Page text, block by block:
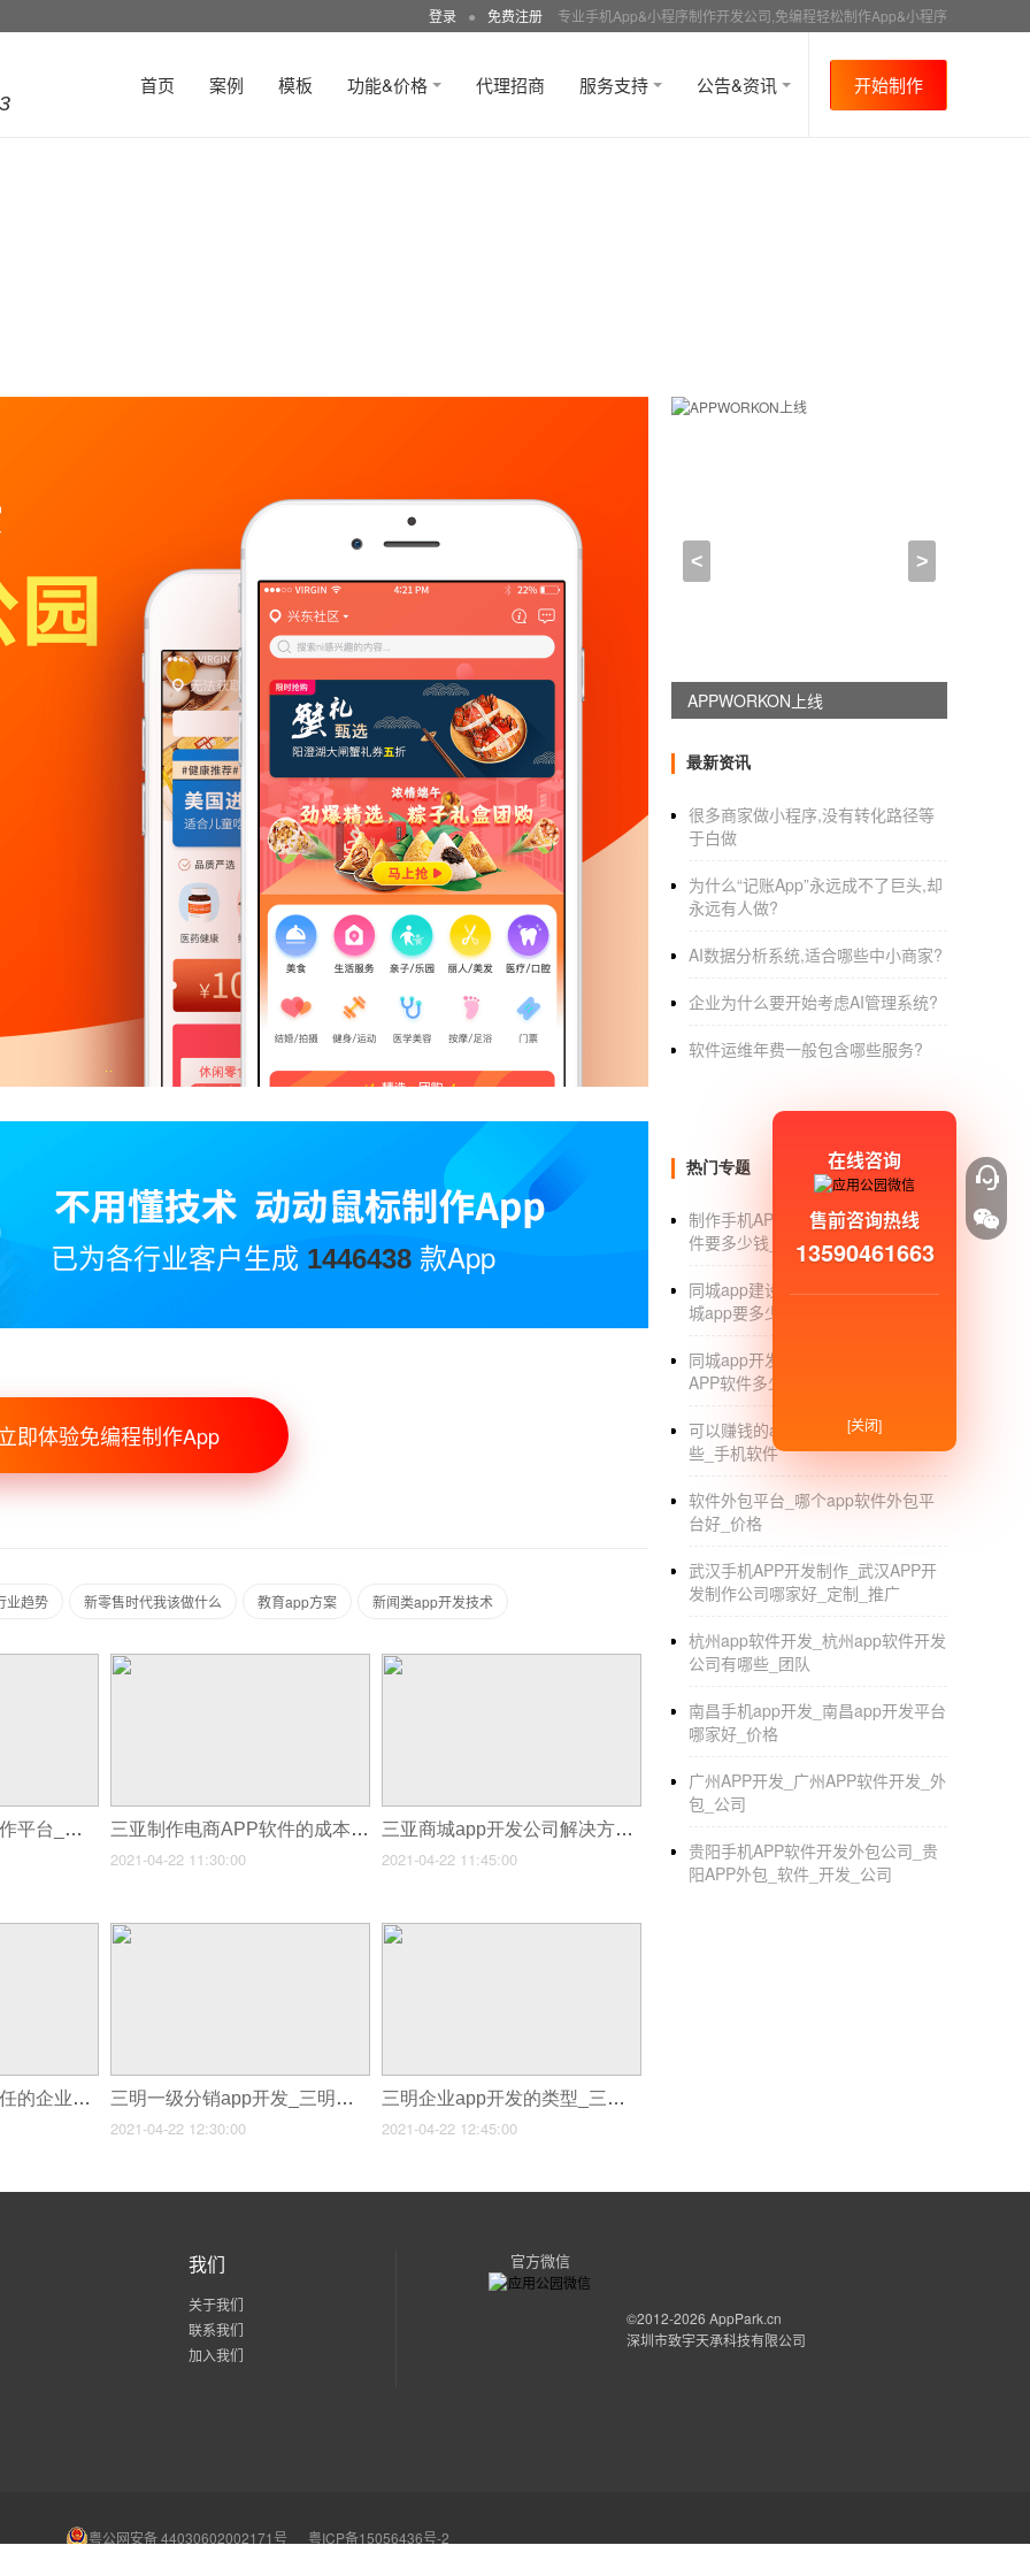
登录 ● 免费注册 专业手机App&小程序制作开发公司,免编程轻松制作App&小程序
首页 案例 模板 功能&价格 代理招商 服务支持 公告&资讯 开始制作
2021-06-16 21:45:00
商城导购APP软件开发已经成为旅游城市一
如果大型商场提供商城导购APP软件，将为
能。对于像海港城这样的大型购物中心来说
城导购软件可以提升用户的购物体验。有了
向用户推广优惠销售活动，增加商场的营业
开发的应用
医药商城App开发满足用户的需求
点。在我们的生活中，我们经常很容易得一
们需要的药物，而无需去离线商店。当我们
厕所，浏览厕所里的药，买我们需要的药，
员，寻找正确的解决方案。帮助我们对症下
根据自己的需求在网上搜索自己需要的药物
的信息。当然，根据在线地址显示，我们可
已为各行业客户生成 1446438 款App
即体验免编程制作App
业趋势 新零售时代我该做什么 教育app方案 新闻类app开发技术
三亚公园app在线制作平台_三亚在线医疗APP开发报价单 三亚制作电商APP软件的成本_三亚医药电商APP软件开发如何提升产品的转化率
2021-04-22 11:30:00
三亚商城app开发公司解决方案_三亚互联网办公服务APP开发解决方案
2021-04-22 11:45:00
三明app提示未受信任的企业级开发者_三明你想看的这里都有 三明一级分销app开发_三明餐饮微信商城定制分销系统有什么好处
2021-04-22 12:30:00
三明企业app开发的类型_三明企业开发一款APP是如何赚钱的呢
2021-04-22 12:45:00
< >
APPWORKON上线
最新资讯
很多商家做小程序,没有转化路径等
于白做
为什么“记账App”永远成不了巨头,却
永远有人做?
AI数据分析系统,适合哪些中小商家?
企业为什么要开始考虑AI管理系统?
软件运维年费一般包含哪些服务?
热门专题
制作手机APP软件_制作手机APP软
件要多少钱_教程_价格
同城app建设开发_开发制作一个同
城app要多少钱_制作方案
同城app开发_制作一个同城商城
APP软件多少钱_开发方案
可以赚钱的app_可以赚钱的app有哪
些_手机软件
软件外包平台_哪个app软件外包平
台好_价格
武汉手机APP开发制作_武汉APP开
发制作公司哪家好_定制_推广
杭州app软件开发_杭州app软件开发
公司有哪些_团队
南昌手机app开发_南昌app开发平台
哪家好_价格
广州APP开发_广州APP软件开发_外
包_公司
贵阳手机APP软件开发外包公司_贵
阳APP外包_软件_开发_公司
我们
关于我们
联系我们
加入我们
官方微信
©2012-2026 AppPark.cn
深圳市致宇天承科技有限公司
粤公网安备 44030602002171号 粤ICP备15056436号-2
在线咨询
售前咨询热线
13590461663
[关闭]